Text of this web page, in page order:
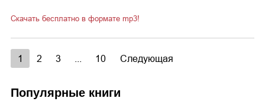
Скачать бесплатно в формате mp3!
1 2 3 10 Следующая
Популярные книги